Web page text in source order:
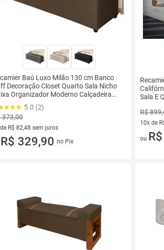
Baú Luxo Milão 130 cm Banco
Decoração Closet Quarto Sala Nicho
Organizador Moderno Calçadeira
Retangular Elegante
5.0 (2)
373,00
R$ 82,48 sem juros
de R$ 82,48 sem juros
R$ 329,90 no Pix
Sala E
R$
10x de
10 vez
ou